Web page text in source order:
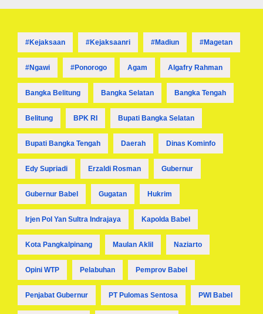
#kejaksaan #kejaksaanri #madiun #magetan
#ngawi #ponorogo Agam Algafry Rahman
Bangka Belitung Bangka Selatan Bangka Tengah
Belitung BPK RI Bupati Bangka Selatan
Bupati Bangka Tengah Daerah Dinas Kominfo
Edy Supriadi Erzaldi Rosman Gubernur
Gubernur Babel Gugatan Hukrim
Irjen Pol Yan Sultra Indrajaya Kapolda Babel
Kota Pangkalpinang Maulan Aklil Naziarto
Opini WTP Pelabuhan Pemprov Babel
Penjabat Gubernur PT Pulomas Sentosa PWI Babel